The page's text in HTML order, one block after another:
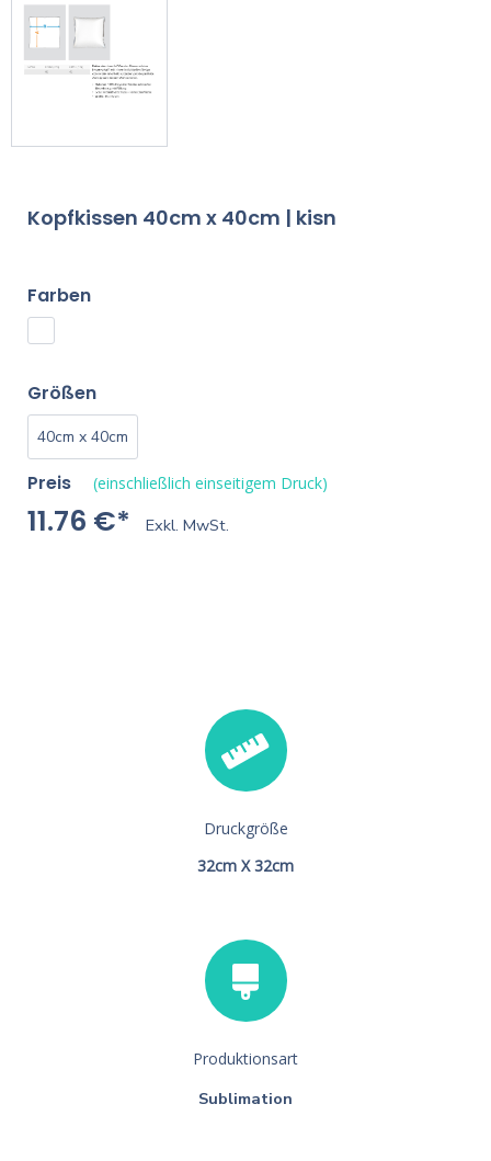
Kopfkissen 40cm x 40cm | kisn
Farben
Größen
40cm x 40cm
Preis (einschließlich einseitigem Druck)
11.76 €* Exkl. MwSt.
Druckgröße
32cm X 32cm
Produktionsart
Sublimation